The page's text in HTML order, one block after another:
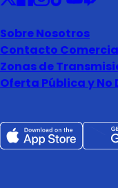
Sobre Nosotros
Contacto
Zonas de
Oferta Pública y